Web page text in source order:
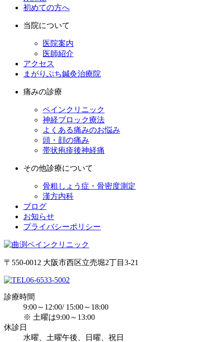
初めての方へ
当院について
医院案内
医師紹介
アクセス
まがりぶち鍼灸治療院
痛みの診療
ペインクリニック
神経ブロック療法
よくある痛みのお悩み
頭・顔の痛み
帯状疱疹後神経痛
その他診療について
骨粗しょう症・骨密度測定
漢方内科
ブログ
お知らせ
プライバシーポリシー
〒550-0012 大阪市西区立売堀2丁目3-21
06-6533-5002
診療時間
9:00～12:00/ 15:00～18:00
※ 土曜は9:00～13:00
休診日
水曜、土曜午後、日曜、祝日